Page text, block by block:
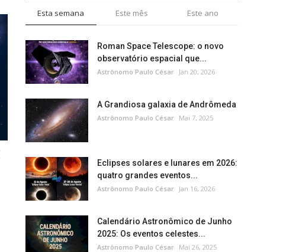
Esta semana Este mês Este ano
Roman Space Telescope: o novo
observatório espacial que...
Astrônomo Paulo César Jan 20, 2026
A Grandiosa galaxia de Andrômeda
Astrônomo Paulo César Mai 7, 2025
Eclipses solares e lunares em 2026:
quatro grandes eventos...
Astrônomo Paulo César Jan 16, 2026
Calendário Astronômico de Junho
2025: Os eventos celestes...
Astrônomo Paulo César Mai 26, 2025